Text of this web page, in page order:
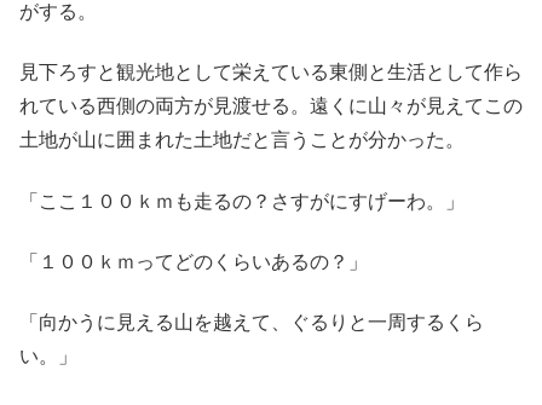
がする。
見下ろすと観光地として栄えている東側と生活として作ら
れている西側の両方が見渡せる。遠くに山々が見えてこの
土地が山に囲まれた土地だと言うことが分かった。
「ここ１００ｋｍも走るの？さすがにすげーわ。」
「１００ｋｍってどのくらいあるの？」
「向かうに見える山を越えて、ぐるりと一周するくら
い。」